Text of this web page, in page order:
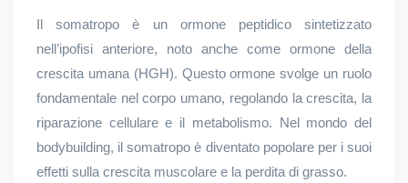
Il somatropo è un ormone peptidico sintetizzato
nell’ipofisi anteriore, noto anche come ormone della
crescita umana (HGH). Questo ormone svolge un ruolo
fondamentale nel corpo umano, regolando la crescita, la
riparazione cellulare e il metabolismo. Nel mondo del
bodybuilding, il somatropo è diventato popolare per i suoi
effetti sulla crescita muscolare e la perdita di grasso.